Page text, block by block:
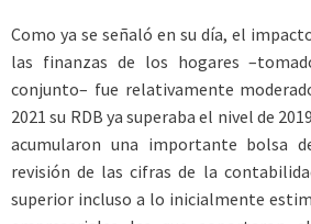
Como ya se señaló en su día, el
las finanzas de los hogares
conjunto– fue relativamente
2021 su RDB ya superaba el nivel de
acumularon una importante bolsa
revisión de las cifras de la
superior incluso a lo inicialmente